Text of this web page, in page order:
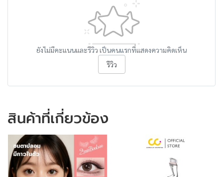
ยังไม่มีคะแนนและรีวิว เป็นคนแรกที่แสดงความคิดเห็น
รีวิว
สินค้าที่เกี่ยวข้อง